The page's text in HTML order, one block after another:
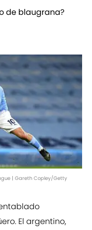
de blaugrana?
| Gareth Copley/Getty
El argentino,